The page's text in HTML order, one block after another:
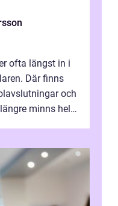
ofta längst in i
Där finns
och
minns helt.